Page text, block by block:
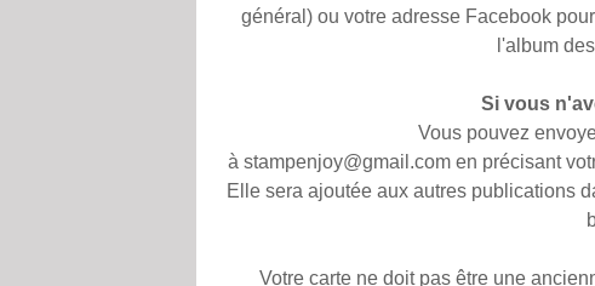
général) ou votre adresse Facebook
l'album
Si vous
Vous pouvez
à stampenjoy@gmail.com en précisant
Elle sera ajoutée aux autres publications
Votre carte ne doit pas être une